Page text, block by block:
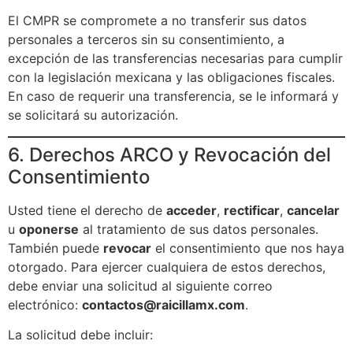
El CMPR se compromete a no transferir sus datos
personales a terceros sin su consentimiento, a
excepción de las transferencias necesarias para cumplir
con la legislación mexicana y las obligaciones fiscales.
En caso de requerir una transferencia, se le informará y
se solicitará su autorización.
6. Derechos ARCO y Revocación del
Consentimiento
Usted tiene el derecho de acceder, rectificar, cancelar
u oponerse al tratamiento de sus datos personales.
También puede revocar el consentimiento que nos haya
otorgado. Para ejercer cualquiera de estos derechos,
debe enviar una solicitud al siguiente correo
electrónico: contactos@raicillamx.com.
La solicitud debe incluir: